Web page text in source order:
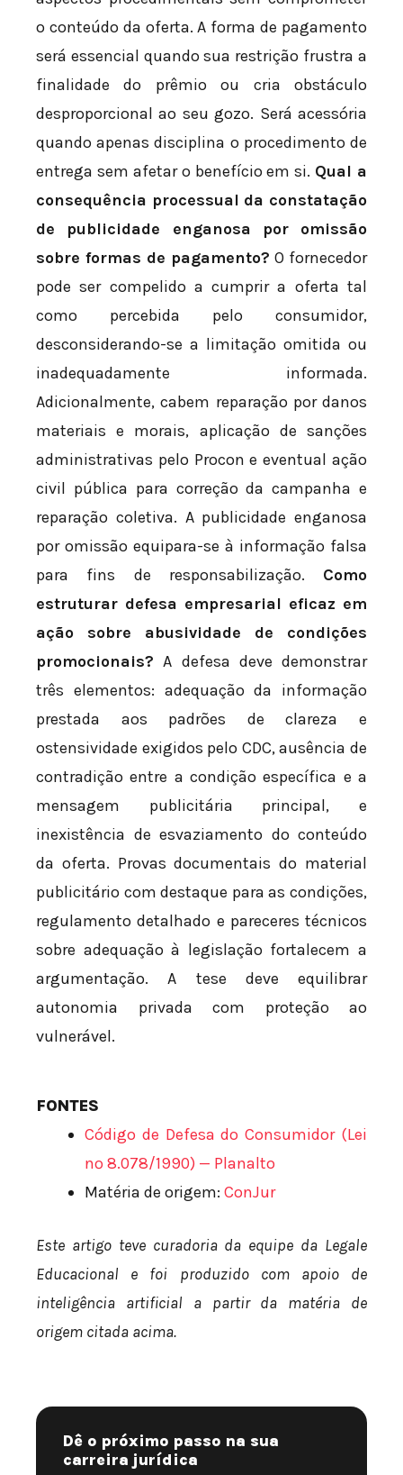
o conteúdo da oferta. A forma de pagamento
será essencial quando sua restrição frustra a
finalidade do prêmio ou cria obstáculo
desproporcional ao seu gozo. Será acessória
quando apenas disciplina o procedimento de
entrega sem afetar o benefício em si. Qual a
consequência processual da constatação
de publicidade enganosa por omissão
sobre formas de pagamento? O fornecedor
pode ser compelido a cumprir a oferta tal
como percebida pelo consumidor,
desconsiderando-se a limitação omitida ou
inadequadamente informada.
Adicionalmente, cabem reparação por danos
materiais e morais, aplicação de sanções
administrativas pelo Procon e eventual ação
civil pública para correção da campanha e
reparação coletiva. A publicidade enganosa
por omissão equipara-se à informação falsa
para fins de responsabilização. Como
estruturar defesa empresarial eficaz em
ação sobre abusividade de condições
promocionais? A defesa deve demonstrar
três elementos: adequação da informação
prestada aos padrões de clareza e
ostensividade exigidos pelo CDC, ausência de
contradição entre a condição específica e a
mensagem publicitária principal, e
inexistência de esvaziamento do conteúdo
da oferta. Provas documentais do material
publicitário com destaque para as condições,
regulamento detalhado e pareceres técnicos
sobre adequação à legislação fortalecem a
argumentação. A tese deve equilibrar
autonomia privada com proteção ao
vulnerável.
FONTES
Código de Defesa do Consumidor (Lei
nº 8.078/1990) — Planalto
Matéria de origem: ConJur
Este artigo teve curadoria da equipe da Legale
Educacional e foi produzido com apoio de
inteligência artificial a partir da matéria de
origem citada acima.
Dê o próximo passo na sua
carreira jurídica